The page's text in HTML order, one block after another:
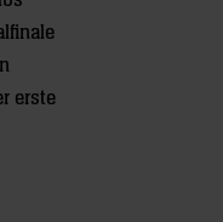
erste